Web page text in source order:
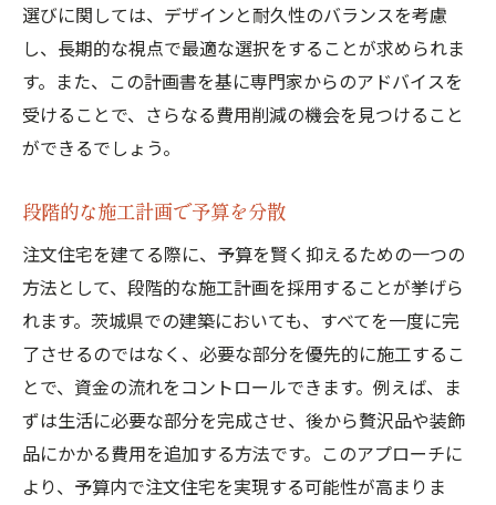
選びに関しては、デザインと耐久性のバランスを考慮
し、長期的な視点で最適な選択をすることが求められま
す。また、この計画書を基に専門家からのアドバイスを
受けることで、さらなる費用削減の機会を見つけること
ができるでしょう。
段階的な施工計画で予算を分散
注文住宅を建てる際に、予算を賢く抑えるための一つの
方法として、段階的な施工計画を採用することが挙げら
れます。茨城県での建築においても、すべてを一度に完
了させるのではなく、必要な部分を優先的に施工するこ
とで、資金の流れをコントロールできます。例えば、ま
ずは生活に必要な部分を完成させ、後から贅沢品や装飾
品にかかる費用を追加する方法です。このアプローチに
より、予算内で注文住宅を実現する可能性が高まりま